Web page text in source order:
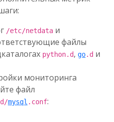
/etc/netdata и
файлы
python.d, go.d и
мониторинга
файл
mysql .conf: